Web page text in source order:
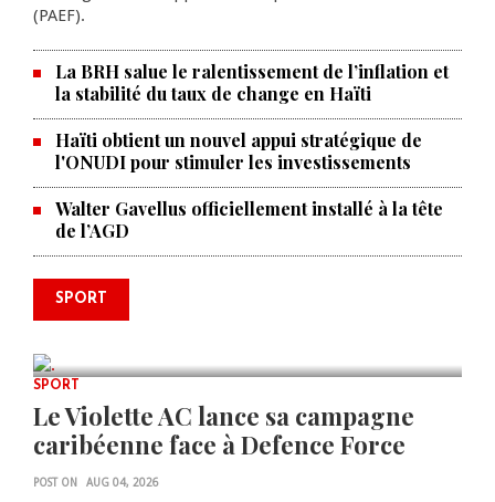
(PAEF).
La BRH salue le ralentissement de l’inflation et
la stabilité du taux de change en Haïti
Haïti obtient un nouvel appui stratégique de
l'ONUDI pour stimuler les investissements
Walter Gavellus officiellement installé à la tête
de l’AGD
SPORT
0 COMMENTS
Le père de la légende argentine
Lionel Messi est décédé à 68 ans
SPORT
Le Violette AC lance sa campagne
caribéenne face à Defence Force
POST ON AUG 04, 2026